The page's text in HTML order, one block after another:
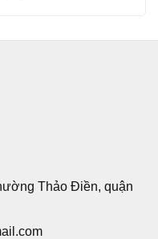
Thảo Điền, quận